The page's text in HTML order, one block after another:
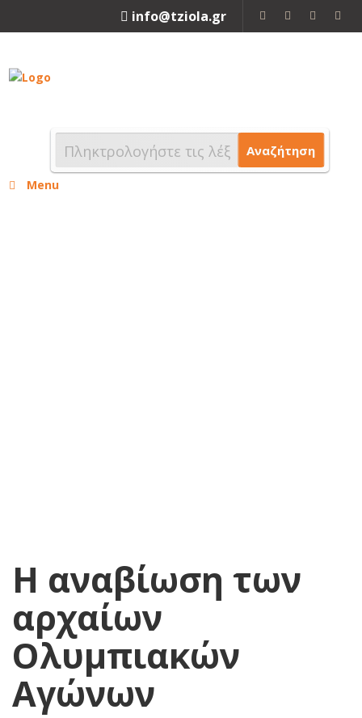
info@tziola.gr
Αναζήτηση
Menu
Η αναβίωση των
αρχαίων
Ολυμπιακών
Αγώνων